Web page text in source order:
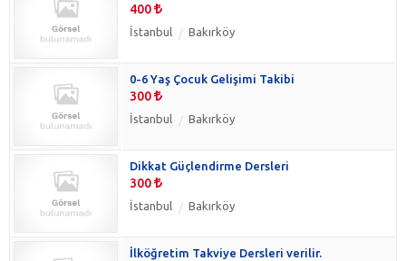
400
İstanbul Bakırköy
0-6 Yaş Çocuk Gelişimi Takibi
300
İstanbul Bakırköy
Dikkat Güçlendirme Dersleri
300
İstanbul Bakırköy
İlköğretim Takviye Dersleri verilir.